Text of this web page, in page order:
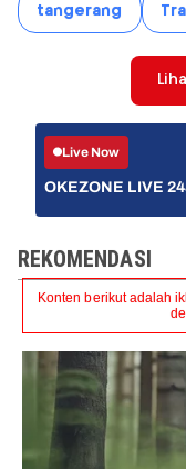
tangerang
Live Now
OKEZONE LIVE